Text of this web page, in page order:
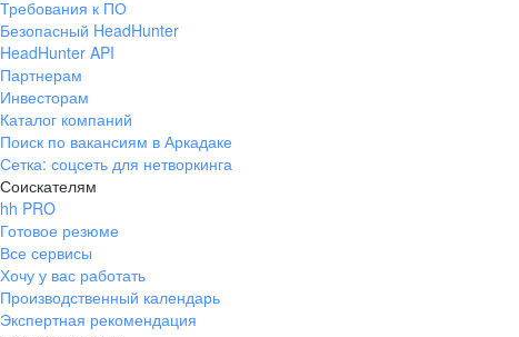
Требования к ПО
Безопасный HeadHunter
HeadHunter API
Партнерам
Инвесторам
Каталог компаний
Поиск по вакансиям в Аркадаке
Сетка: соцсеть для нетворкинга
Соискателям
hh PRO
Готовое резюме
Все сервисы
Хочу у вас работать
Производственный календарь
Экспертная рекомендация